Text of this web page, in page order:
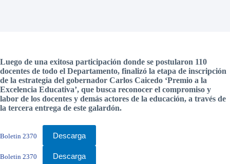
Luego de una exitosa participación donde se postularon 110
docentes de todo el Departamento, finalizó la etapa de inscripción
de la estrategia del gobernador Carlos Caicedo ‘Premio a la
Excelencia Educativa’, que busca reconocer el compromiso y
labor de los docentes y demás actores de la educación, a través de
la tercera entrega de este galardón.
Boletin 2370 Descarga
Boletin 2370 Descarga